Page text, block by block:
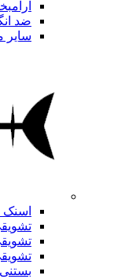
ضد
سایر